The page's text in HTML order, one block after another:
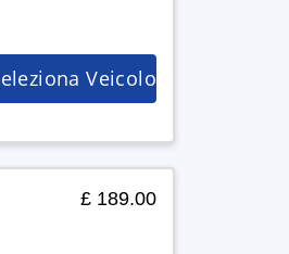
Veicolo
£ 189.00